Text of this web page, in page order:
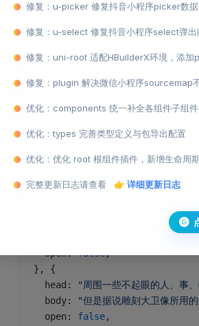
修复：u-picker 修复抖音小程序picker数据
修复：u-select 修复抖音小程序select弹出
修复：uni-root 适配HBuilderX环境，添加
修复：plugin 解决微信小程序sourcemap
优化：components 统一补全各组件子组
优化：types 完善类型定义与包导出配置
优化：优化 root 根组件插件，新增生命周
完整更新日志请查看 👉 详细更新日志
  head
: string
  open
?: boolean
  disabled
?: boolean
  head:
  body:
"只要我们正确择取一个合
  disabled:
true
"生活中不是缺少美，而是
  open:
false,
}, {
  head:
"周围一些不起眼的人、事
  body:
"但是据说雕刻大卫像所用
  open:
false,